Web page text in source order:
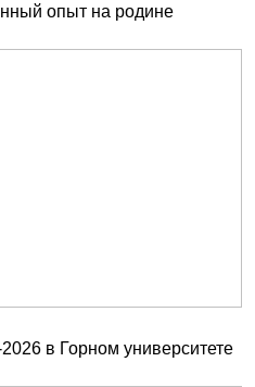
опыт на родине
в Горном университете